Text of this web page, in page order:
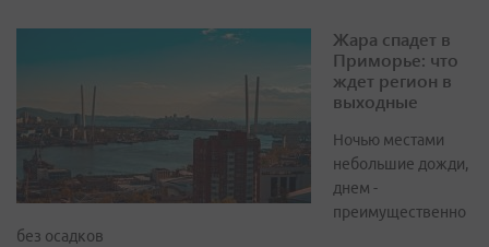
Жара спадет в
Приморье: что
ждет регион в
выходные
Ночью местами
небольшие дожди,
днем -
преимущественно
без осадков